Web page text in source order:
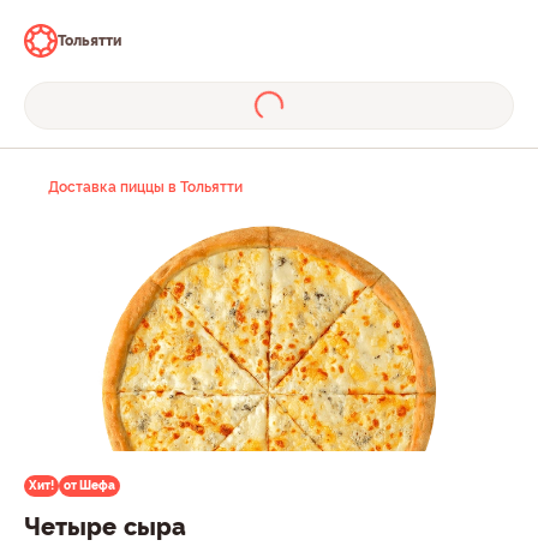
Тольятти
Доставка пиццы в Тольятти
Хит! от Шефа
Четыре сыра